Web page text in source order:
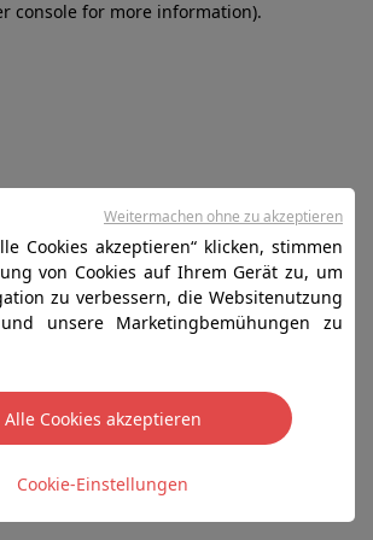
console for more information).
Cookies akzeptieren“ klicken, stimmen
von Cookies auf Ihrem Gerät zu, um
zu verbessern, die Websitenutzung
unsere Marketingbemühungen zu
Alle Cookies akzeptieren
Cookie-Einstellungen
Weitermachen ohne zu akzeptieren